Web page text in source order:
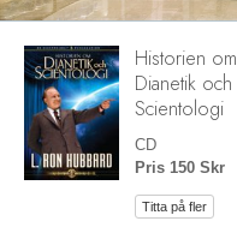
Historien om
Dianetik och
Scientologi
CD
Pris 150 Skr
Titta på fler